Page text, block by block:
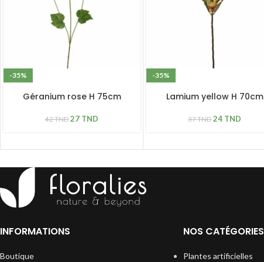
-35%
Géranium rose H 75cm
42TND 27 TND
-35%
Lamium yellow H 70cm
37TND 24 TND
INFORMATIONS
Boutique
NOS CATÉGORIES
Plantes artificielles